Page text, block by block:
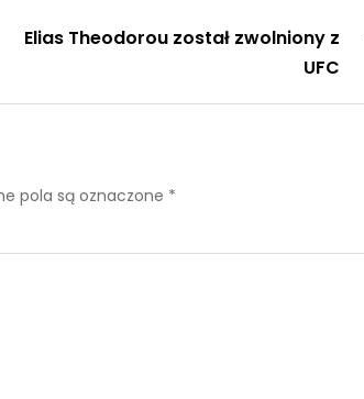
Elias Theodorou został zwolniony z
UFC
pola są oznaczone *